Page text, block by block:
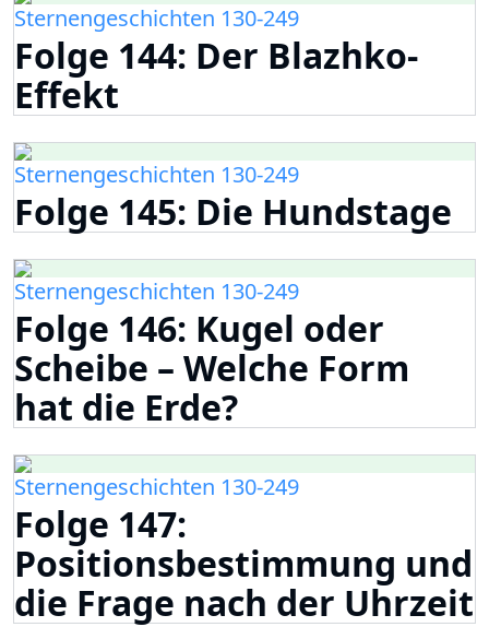
Sternengeschichten 130-249
Folge 144: Der Blazhko-
Effekt
Sternengeschichten 130-249
Folge 145: Die Hundstage
Sternengeschichten 130-249
Folge 146: Kugel oder
Scheibe – Welche Form
hat die Erde?
Sternengeschichten 130-249
Folge 147:
Positionsbestimmung und
die Frage nach der Uhrzeit